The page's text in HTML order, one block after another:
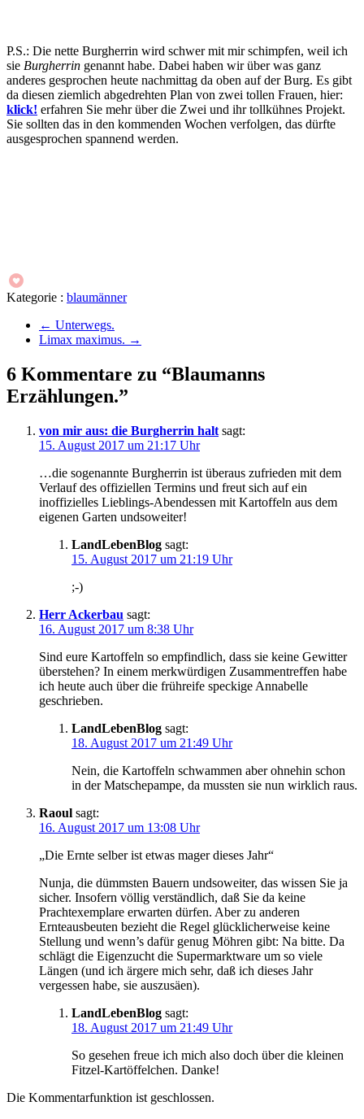
P.S.: Die nette Burgherrin wird schwer mit mir schimpfen, weil ich
sie Burgherrin genannt habe. Dabei haben wir über was ganz
anderes gesprochen heute nachmittag da oben auf der Burg. Es gibt
da diesen ziemlich abgedrehten Plan von zwei tollen Frauen, hier:
klick! erfahren Sie mehr über die Zwei und ihr tollkühnes Projekt.
Sie sollten das in den kommenden Wochen verfolgen, das dürfte
ausgesprochen spannend werden.
Kategorie : blaumänner
← Unterwegs.
Limax maximus. →
6 Kommentare zu “Blaumanns
Erzählungen.”
von mir aus: die Burgherrin halt sagt:
15. August 2017 um 21:17 Uhr
…die sogenannte Burgherrin ist überaus zufrieden mit dem
Verlauf des offiziellen Termins und freut sich auf ein
inoffizielles Lieblings-Abendessen mit Kartoffeln aus dem
eigenen Garten undsoweiter!
LandLebenBlog sagt:
15. August 2017 um 21:19 Uhr
;-)
Herr Ackerbau sagt:
16. August 2017 um 8:38 Uhr
Sind eure Kartoffeln so empfindlich, dass sie keine Gewitter
überstehen? In einem merkwürdigen Zusammentreffen habe
ich heute auch über die frühreife speckige Annabelle
geschrieben.
LandLebenBlog sagt:
18. August 2017 um 21:49 Uhr
Nein, die Kartoffeln schwammen aber ohnehin schon
in der Matschepampe, da mussten sie nun wirklich raus.
Raoul sagt:
16. August 2017 um 13:08 Uhr
„Die Ernte selber ist etwas mager dieses Jahr“
Nunja, die dümmsten Bauern undsoweiter, das wissen Sie ja
sicher. Insofern völlig verständlich, daß Sie da keine
Prachtexemplare erwarten dürfen. Aber zu anderen
Ernteausbeuten bezieht die Regel glücklicherweise keine
Stellung und wenn’s dafür genug Möhren gibt: Na bitte. Da
schlägt die Eigenzucht die Supermarktware um so viele
Längen (und ich ärgere mich sehr, daß ich dieses Jahr
vergessen habe, sie auszusäen).
LandLebenBlog sagt:
18. August 2017 um 21:49 Uhr
So gesehen freue ich mich also doch über die kleinen
Fitzel-Kartöffelchen. Danke!
Die Kommentarfunktion ist geschlossen.